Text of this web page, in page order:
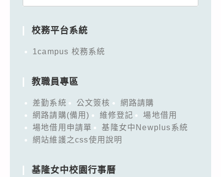
校務平台系統
1campus 校務系統
教職員專區
差勤系統 公文簽核
網路請購
網路請購(備用)
維修登記
場地借用
場地借用申請單
基隆女中Newplus系統
網站維護之css使用說明
基隆女中校園行事曆